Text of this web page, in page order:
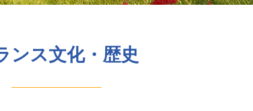
ンス文化・歴史